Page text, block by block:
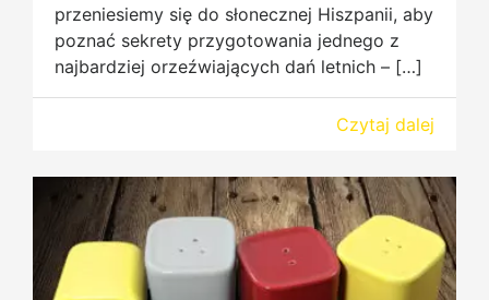
przeniesiemy się do słonecznej Hiszpanii, aby
poznać sekrety przygotowania jednego z
najbardziej orzeźwiających dań letnich – […]
Czytaj dalej